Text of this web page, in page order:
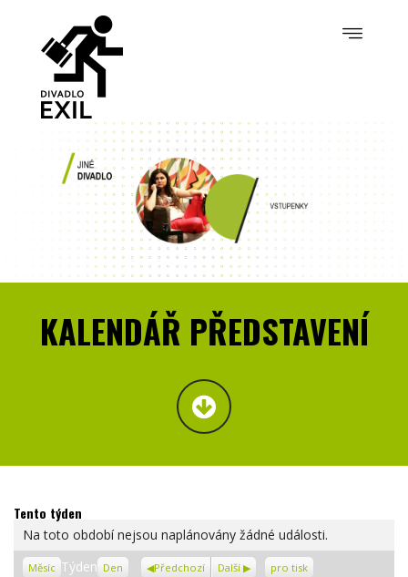
KALENDÁŘ PŘEDSTAVENÍ
Tento týden
Na toto období nejsou naplánovány žádné události.
Měsíc Týden Den Předchozí Další Zobrazení
pro tisk